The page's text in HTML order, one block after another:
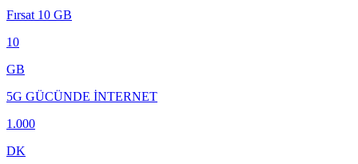
Fırsat 10 GB
10
GB
5G GÜCÜNDE İNTERNET
1.000
DK